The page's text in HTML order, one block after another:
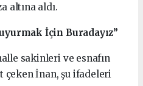
altına aldı.
İçin Buradayız”
sakinleri ve esnafın
çeken İnan, şu ifadeleri